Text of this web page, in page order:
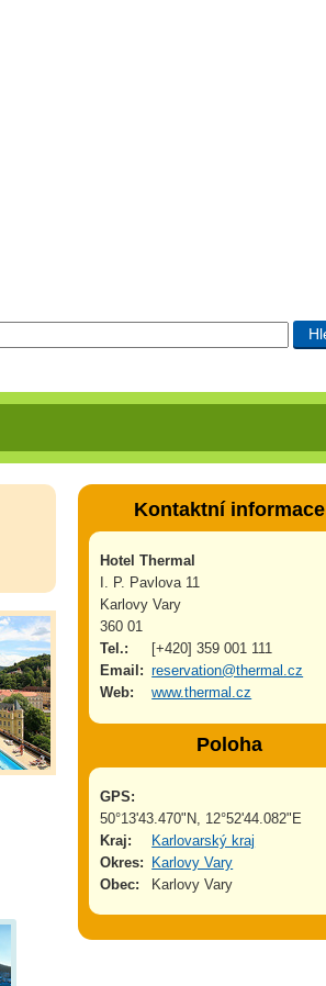
Kontaktní informace
Hotel Thermal
I. P. Pavlova 11
Karlovy Vary
360 01
Tel.:
[+420] 359 001 111
Email: reservation@thermal.cz
Web:
www.thermal.cz
Poloha
GPS:
50°13'43.470"N, 12°52'44.082"E
Kraj:
Karlovarský kraj
Okres:
Karlovy Vary
Obec:
Karlovy Vary